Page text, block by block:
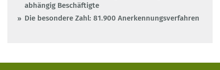
abhängig Beschäftigte
Die besondere Zahl: 81.900 Anerkennungsverfahren